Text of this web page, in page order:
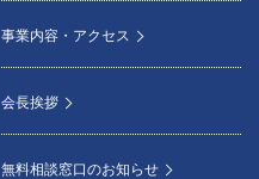
事業内容・アクセス
会長挨拶
無料相談窓口のお知らせ